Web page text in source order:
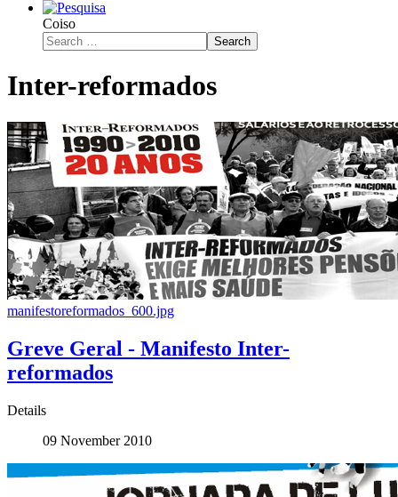
Coiso
Search
Inter-reformados
manifestoreformados_600.jpg
Greve Geral - Manifesto Inter-
reformados
Details
09 November 2010